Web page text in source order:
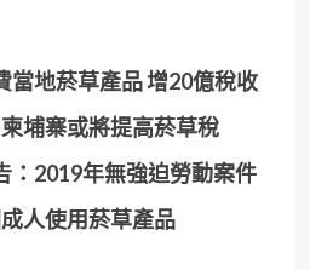
當地菸草產品 增20億稅收
埔寨或將提高菸草稅
：2019年無強迫勞動案件
人使用菸草產品